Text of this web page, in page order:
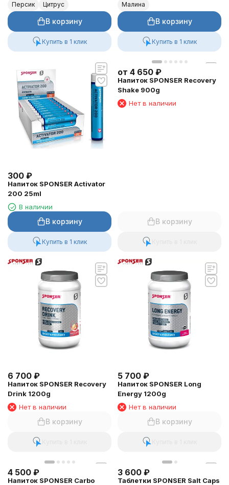
Персик Цитрус
В корзину
Купить в 1 клик
Малина
В корзину
Купить в 1 клик
300 ₽
Напиток SPONSER Activator
200 25ml
В наличии
В корзину
Купить в 1 клик
от 4 650 ₽
Напиток SPONSER Recovery
Shake 900g
Нет в наличии
В корзину
6 700 ₽
Напиток SPONSER Recovery
Drink 1200g
Нет в наличии
В корзину
5 700 ₽
Напиток SPONSER Long
Energy 1200g
Нет в наличии
В корзину
4 500 ₽
Напиток SPONSER Carbo
3 600 ₽
Таблетки SPONSER Salt Caps